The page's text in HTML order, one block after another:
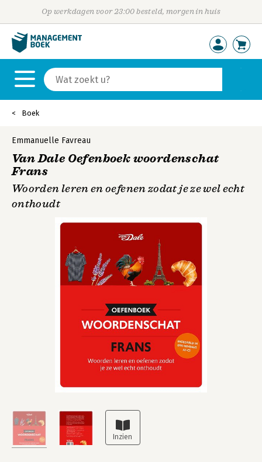
Op werkdagen voor 23:00 besteld, morgen in huis
Boek
Emmanuelle Favreau
Van Dale Oefenboek woordenschat
Frans
Woorden leren en oefenen zodat je ze wel echt
onthoudt